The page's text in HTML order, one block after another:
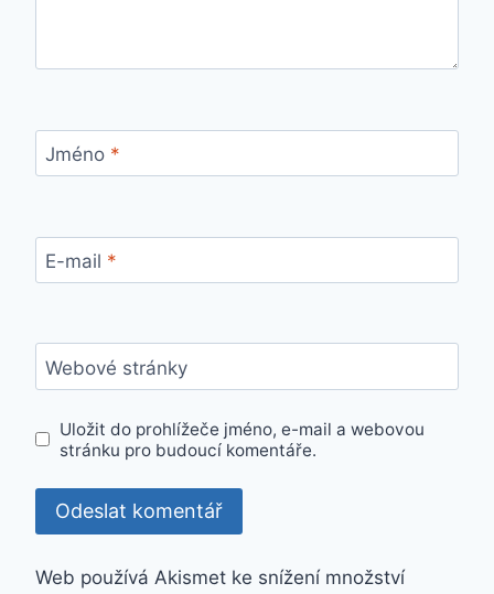
Jméno *
E-mail *
Webové stránky
Uložit do prohlížeče jméno, e-mail a webovou
stránku pro budoucí komentáře.
Web používá Akismet ke snížení množství